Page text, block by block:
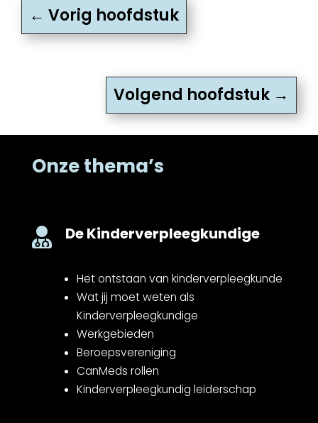
← Vorig hoofdstuk
Volgend hoofdstuk →
Onze thema’s
 De Kinderverpleegkundige
Het ontstaan van kinderverpleegkunde
Wat jij moet weten als
Kinderverpleegkundige
Werkgebieden
Beroepsvereniging
CanMeds rollen
Kinderverpleegkundig leiderschap